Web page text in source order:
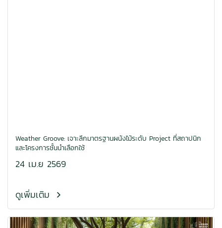
Weather Groove: เจาะลึกมาตรฐานผนังไม้ระดับ Project ที่สถาปนิก
และโครงการชั้นนำเลือกใช้
24 เม.ย 2569
ดูเพิ่มเติม